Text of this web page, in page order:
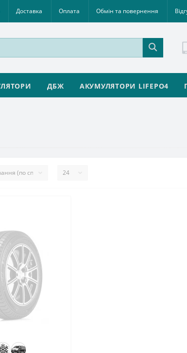
Доставка Оплата Обмін та повернення
ДБЖ АКУМУЛЯТОРИ LIFEPO4